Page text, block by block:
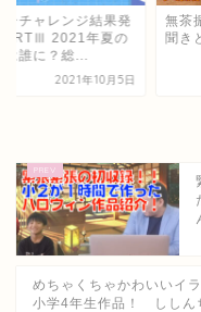
ーチャレンジ結果発
2021年夏の
は誰に？総...
2021年10月5日
無茶
聞き
めちゃくちゃかわいいイ
小学4年生作品！ ししん